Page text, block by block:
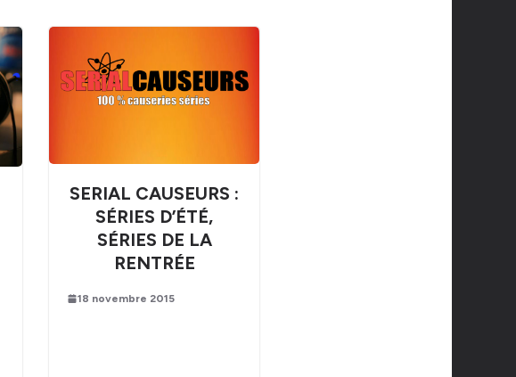
SERIAL CAUSEURS :
SÉRIES D’ÉTÉ,
SÉRIES DE LA
RENTRÉE
18 novembre 2015